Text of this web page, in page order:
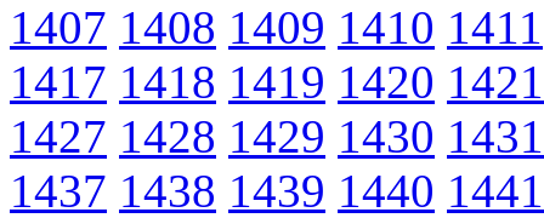
1407 1408 1409 1410 1411
1417 1418 1419 1420 1421
1427 1428 1429 1430 1431
1437 1438 1439 1440 1441